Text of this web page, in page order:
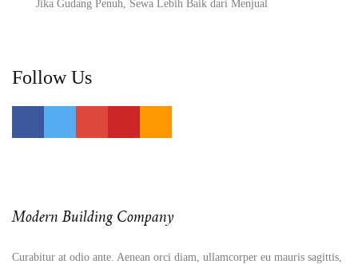
Jika Gudang Penuh, Sewa Lebih Baik dari Menjual
Follow Us
Modern Building Company
Curabitur at odio ante. Aenean orci diam, ullamcorper eu mauris sagittis,